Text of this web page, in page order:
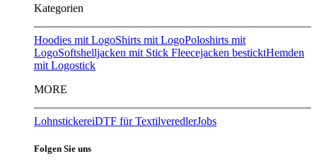
Kategorien
Hoodies mit LogoShirts mit LogoPoloshirts mit
LogoSoftshelljacken mit Stick Fleecejacken besticktHemden
mit Logostick
MORE
LohnstickereiDTF für TextilveredlerJobs
Folgen Sie uns